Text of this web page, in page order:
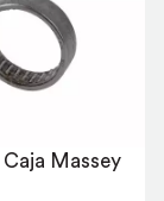
Massey